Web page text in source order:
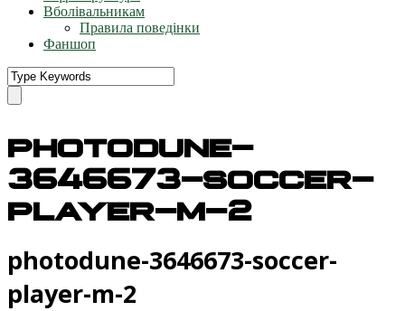
Вболівальникам
Правила поведінки
Фаншоп
photodune-
3646673-soccer-
player-m-2
photodune-3646673-soccer-
player-m-2